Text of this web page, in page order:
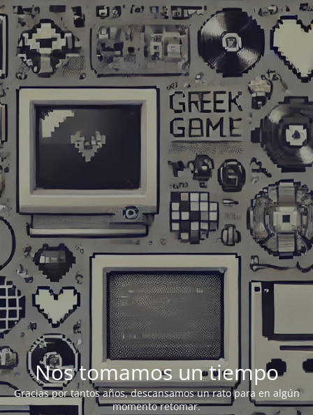
Nos tomamos un tiempo
Gracias por tantos años, descansamos un rato para en algún
momento retomar.